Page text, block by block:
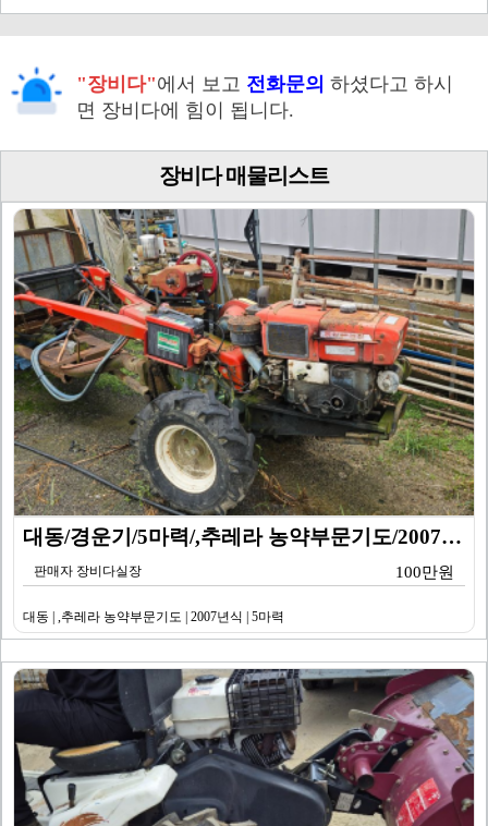
"장비다"에서 보고 전화문의 하셨다고 하시
면 장비다에 힘이 됩니다.
장비다 매물리스트
대동/경운기/5마력/,추레라 농약부문기도/2007년식
판매자 장비다실장 100만원
대동 | ,추레라 농약부문기도 | 2007년식 | 5마력